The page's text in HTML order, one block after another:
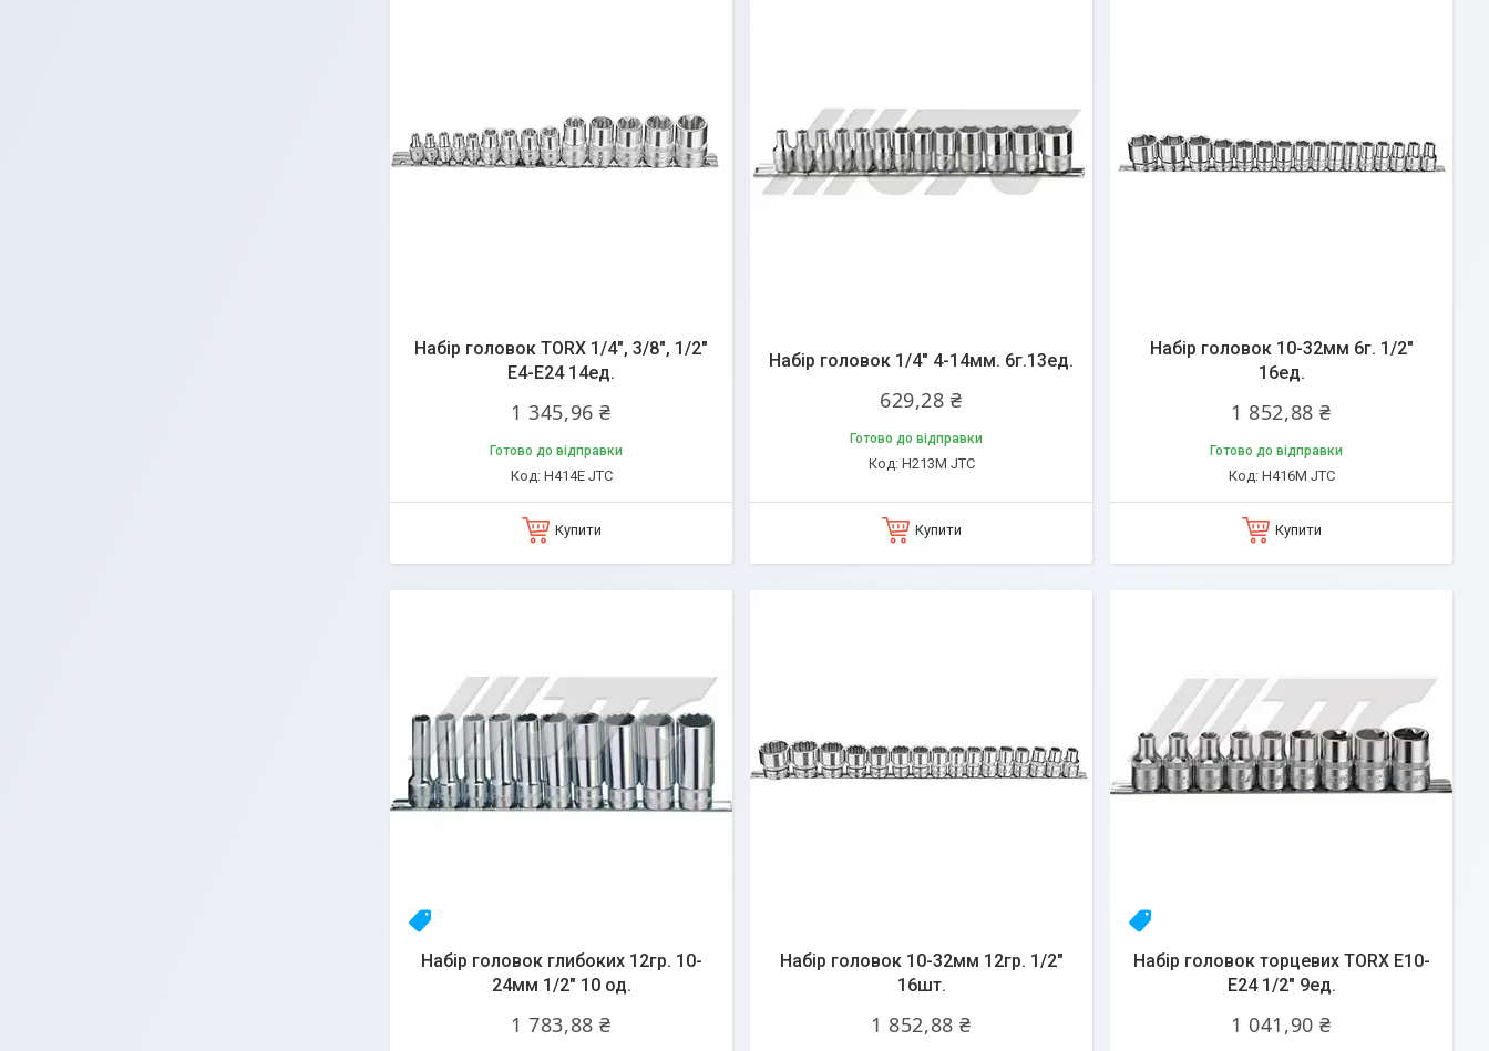
Набір головок TORX 1/4", 3/8", 1/2"
Е4-Е24 14ед.
1 345,96 ₴
Готово до відправки
H414E JTC
Купити
Набір головок 1/4" 4-14мм. 6г.13ед.
629,28 ₴
Готово до відправки
H213M JTC
Купити
Набір головок 10-32мм 6г. 1/2"
16ед.
1 852,88 ₴
Готово до відправки
H416M JTC
Купити
Набір головок глибоких 12гр. 10-
24мм 1/2" 10 од.
1 783,88 ₴
Набір головок 10-32мм 12гр. 1/2"
16шт.
1 852,88 ₴
Набір головок торцевих TORX E10-
E24 1/2" 9ед.
1 041,90 ₴